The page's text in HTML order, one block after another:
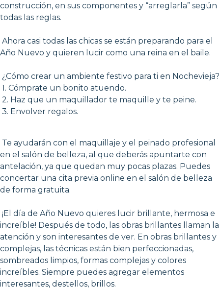
construcción, en sus componentes y “arreglarla” según
todas las reglas.
Ahora casi todas las chicas se están preparando para el
Año Nuevo y quieren lucir como una reina en el baile.
¿Cómo crear un ambiente festivo para ti en Nochevieja?
1. Cómprate un bonito atuendo.
2. Haz que un maquillador te maquille y te peine.
3. Envolver regalos.
Te ayudarán con el maquillaje y el peinado profesional
en el salón de belleza, al que deberás apuntarte con
antelación, ya que quedan muy pocas plazas. Puedes
concertar una cita previa online en el salón de belleza
de forma gratuita.
¡El día de Año Nuevo quieres lucir brillante, hermosa e
increíble! Después de todo, las obras brillantes llaman la
atención y son interesantes de ver. En obras brillantes y
complejas, las técnicas están bien perfeccionadas,
sombreados limpios, formas complejas y colores
increíbles. Siempre puedes agregar elementos
interesantes, destellos, brillos.